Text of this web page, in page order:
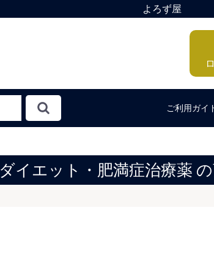
よろず屋
ご利用ガイ
ダイエット・肥満症治療薬